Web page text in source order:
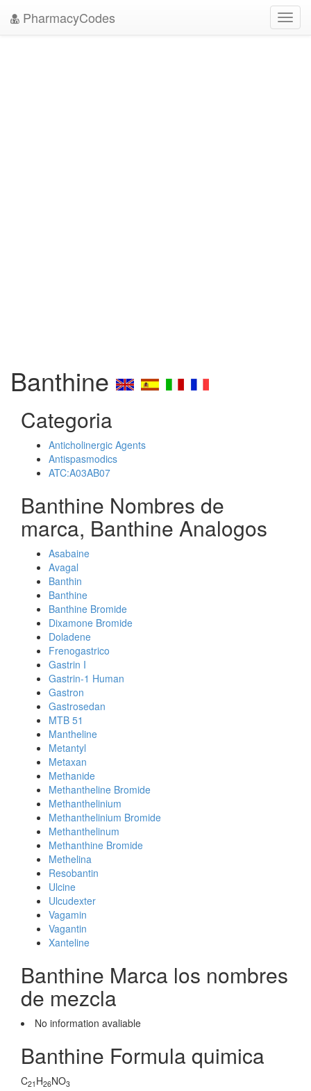
PharmacyCodes
Banthine
Categoria
Anticholinergic Agents
Antispasmodics
ATC:A03AB07
Banthine Nombres de
marca, Banthine Analogos
Asabaine
Avagal
Banthin
Banthine
Banthine Bromide
Dixamone Bromide
Doladene
Frenogastrico
Gastrin I
Gastrin-1 Human
Gastron
Gastrosedan
MTB 51
Mantheline
Metantyl
Metaxan
Methanide
Methantheline Bromide
Methanthelinium
Methanthelinium Bromide
Methanthelinum
Methanthine Bromide
Methelina
Resobantin
Ulcine
Ulcudexter
Vagamin
Vagantin
Xanteline
Banthine Marca los nombres
de mezcla
No information avaliable
Banthine Formula quimica
C21 H26NO3